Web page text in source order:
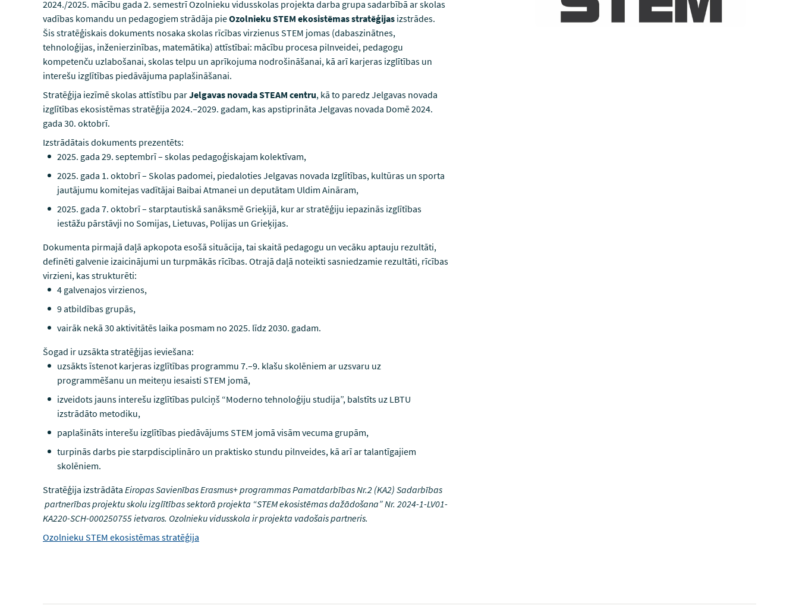
2024./2025. mācību gada 2. semestrī Ozolnieku vidusskolas projekta darba grupa sadarbībā ar skolas
vadības komandu un pedagogiem strādāja pieOzolnieku STEM ekosistēmas stratēģijas izstrādes.
Šis stratēģiskais dokuments nosaka skolas rīcības virzienus STEM jomas (dabaszinātnes,
tehnoloģijas, inženierzinības, matemātika) attīstībai: mācību procesa pilnveidei, pedagogu
kompetenču uzlabošanai, skolas telpu un aprīkojuma nodrošināšanai, kā arī karjeras izglītības un
interešu izglītības piedāvājuma paplašināšanai.
Stratēģija iezīmē skolas attīstību parJelgavas novada STEAM centru, kā to paredz Jelgavas novada
izglītības ekosistēmas stratēģija 2024.–2029. gadam, kas apstiprināta Jelgavas novada Domē 2024.
gada 30. oktobrī.
Izstrādātais dokuments prezentēts:
2025. gada 29. septembrī – skolas pedagoģiskajam kolektīvam,
2025. gada 1. oktobrī – Skolas padomei, piedaloties Jelgavas novada Izglītības, kultūras un sporta
jautājumu komitejas vadītājai Baibai Atmanei un deputātam Uldim Aināram,
2025. gada 7. oktobrī – starptautiskā sanāksmē Grieķijā, kur ar stratēģiju iepazinās izglītības
iestāžu pārstāvji no Somijas, Lietuvas, Polijas un Grieķijas.
Dokumenta pirmajā daļā apkopota esošā situācija, tai skaitā pedagogu un vecāku aptauju rezultāti,
definēti galvenie izaicinājumi un turpmākās rīcības. Otrajā daļā noteikti sasniedzamie rezultāti, rīcības
virzieni, kas strukturēti:
4 galvenajos virzienos,
9 atbildības grupās,
vairāk nekā 30 aktivitātēs laika posmam no 2025. līdz 2030. gadam.
Šogad ir uzsākta stratēģijas ieviešana:
uzsākts īstenot karjeras izglītības programmu 7.–9. klašu skolēniem ar uzsvaru uz
programmēšanu un meiteņu iesaisti STEM jomā,
izveidots jauns interešu izglītības pulciņš “Moderno tehnoloģiju studija”, balstīts uz LBTU
izstrādāto metodiku,
paplašināts interešu izglītības piedāvājums STEM jomā visām vecuma grupām,
turpinās darbs pie starpdisciplināro un praktisko stundu pilnveides, kā arī ar talantīgajiem
skolēniem.
Stratēģija izstrādāta Eiropas Savienības Erasmus+ programmas Pamatdarbības Nr.2 (KA2) Sadarbības
partnerības projektu skolu izglītības sektorā projekta “STEM ekosistēmas dažādošana” Nr. 2024-1-LV01-
KA220-SCH-000250755 ietvaros. Ozolnieku vidusskola ir projekta vadošais partneris.
Ozolnieku STEM ekosistēmas stratēģija